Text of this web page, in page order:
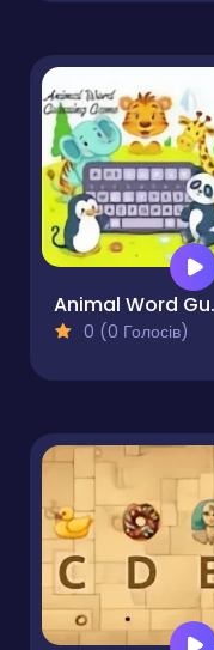
0 (0 Голосів)